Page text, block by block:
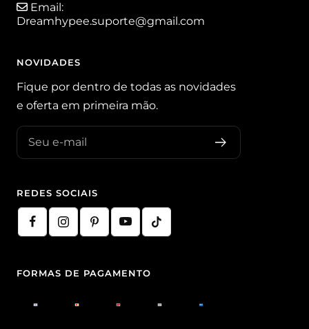
Email:
Dreamhypee.suporte@gmail.com
NOVIDADES
Fique por dentro de todas as novidades
e oferta em primeira mão.
Seu e-mail
REDES SOCIAIS
FORMAS DE PAGAMENTO